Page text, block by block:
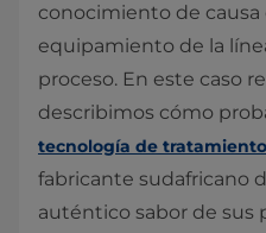
conocimiento de causa
equipamiento de la
proceso. En este caso
describimos cómo
tecnología de
fabricante sudafricano
auténtico sabor de sus